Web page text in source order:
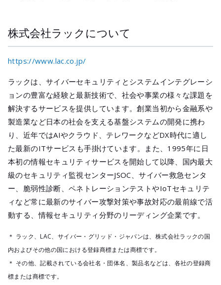
株式会社ラックについて
https://www.lac.co.jp/
ラックは、サイバーセキュリティとシステムインテグレーシ
ョンの豊富な経験と最新技術で、社会や事業の様々な課題を
解決するサービスを提供しています。創業当初から金融系や
製造業など日本の社会を支える基盤システムの開発に携わ
り、近年ではAIやクラウド、テレワークなどDX時代に適し
た最新のITサービスも手掛けています。また、1995年に日
本初の情報セキュリティサービスを開始して以降、国内最大
級のセキュリティ監視センターJSOC、サイバー救急センタ
ー、脆弱性診断、ペネトレーションテストやIoTセキュリテ
ィなど常に最新のサイバー攻撃対策や事故対応の最前線で活
動する、情報セキュリティ分野のリーディング企業です。
＊ ラック、LAC、サイバー・グリッド・ジャパンは、株式会社ラックの国
内およびその他の国における登録商標または商標です。
＊ その他、記載されている会社名・団体名、製品名などは、各社の登録商
標または商標です。